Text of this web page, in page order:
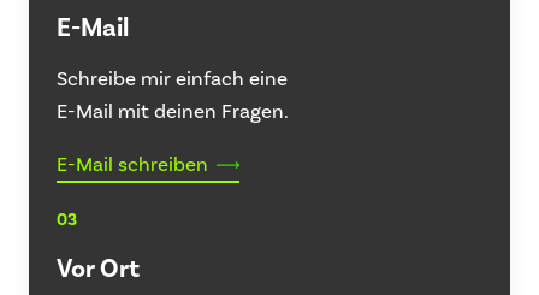
E-Mail
Schreibe mir einfach eine
E-Mail mit deinen Fragen.
E-Mail schreiben
03
Vor Ort